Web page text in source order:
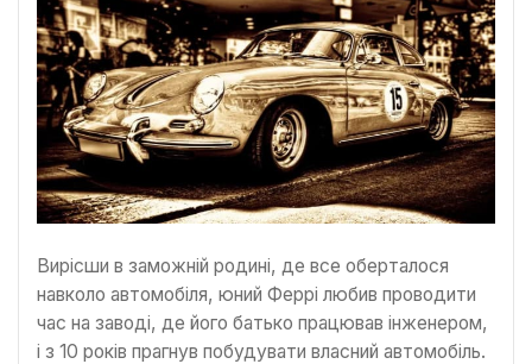
Вирісши в заможній родині, де все оберталося
навколо автомобіля, юний Феррі любив проводити
час на заводі, де його батько працював інженером,
і з 10 років прагнув побудувати власний автомобіль.